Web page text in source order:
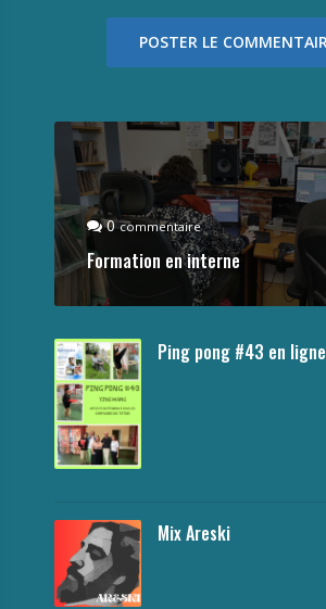
0commentaire
Formation en interne
Ping pong #43 en ligne
Mix Areski